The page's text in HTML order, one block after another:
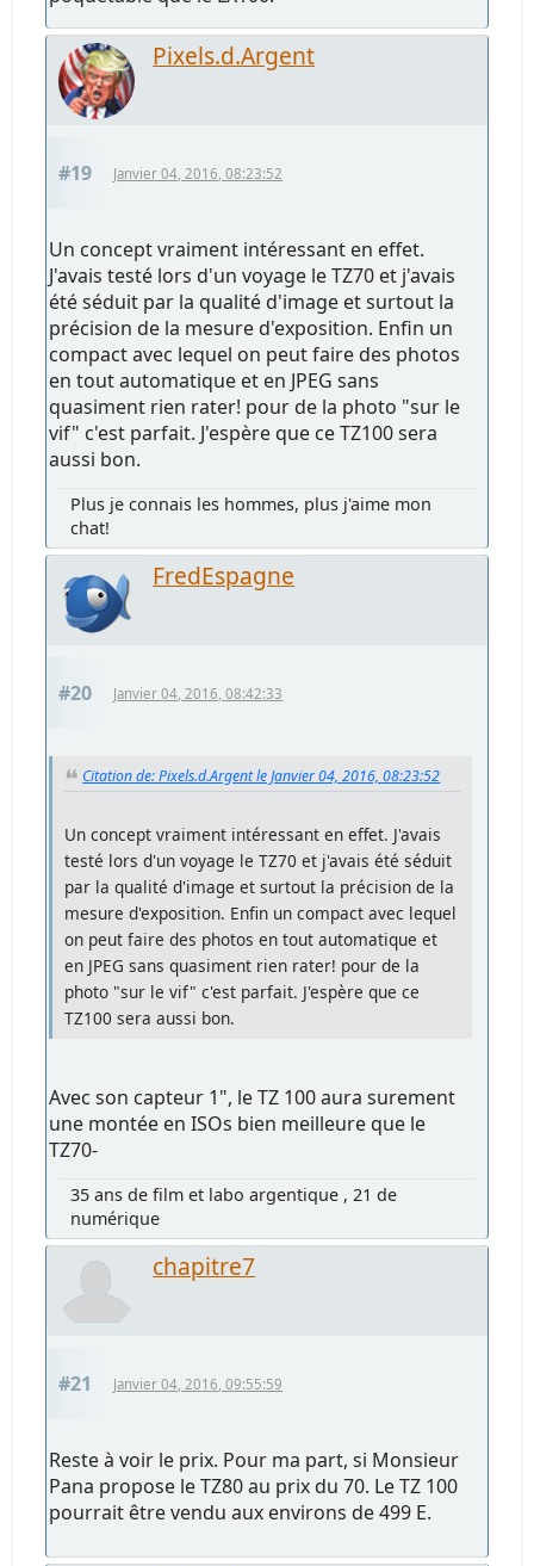
Pixels.d.Argent
#19 Janvier 04, 2016, 08:23:52
Un concept vraiment intéressant en effet.
J'avais testé lors d'un voyage le TZ70 et j'avais
été séduit par la qualité d'image et surtout la
précision de la mesure d'exposition. Enfin un
compact avec lequel on peut faire des photos
en tout automatique et en JPEG sans
quasiment rien rater! pour de la photo "sur le
vif" c'est parfait. J'espère que ce TZ100 sera
aussi bon.
Plus je connais les hommes, plus j'aime mon
chat!
FredEspagne
#20 Janvier 04, 2016, 08:42:33
Citation de: Pixels.d.Argent le Janvier 04, 2016, 08:23:52
Un concept vraiment intéressant en effet. J'avais
testé lors d'un voyage le TZ70 et j'avais été séduit
par la qualité d'image et surtout la précision de la
mesure d'exposition. Enfin un compact avec lequel
on peut faire des photos en tout automatique et
en JPEG sans quasiment rien rater! pour de la
photo "sur le vif" c'est parfait. J'espère que ce
TZ100 sera aussi bon.
Avec son capteur 1", le TZ 100 aura surement
une montée en ISOs bien meilleure que le
TZ70-
35 ans de film et labo argentique , 21 de
numérique
chapitre7
#21 Janvier 04, 2016, 09:55:59
Reste à voir le prix. Pour ma part, si Monsieur
Pana propose le TZ80 au prix du 70. Le TZ 100
pourrait être vendu aux environs de 499 E.